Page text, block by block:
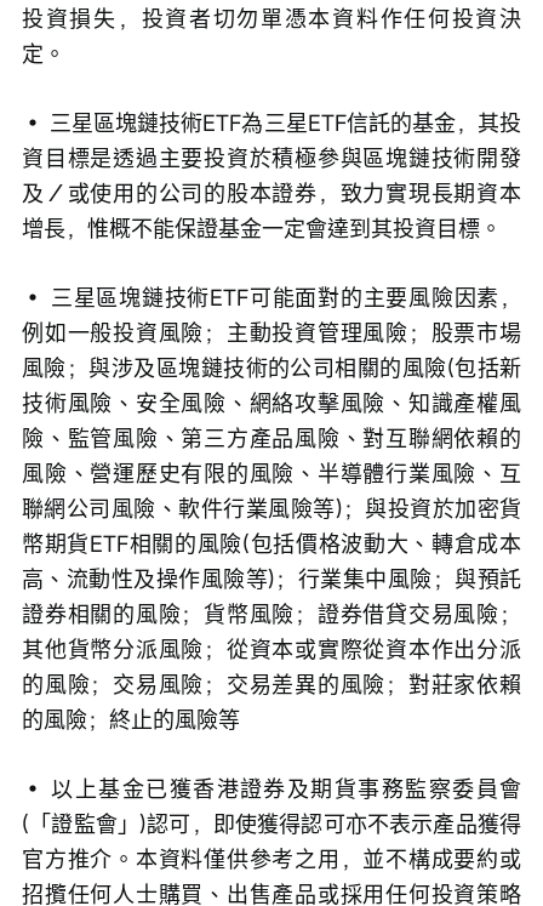
投資損失，投資者切勿單憑本資料作任何投資決
定。
• 三星區塊鏈技術ETF為三星ETF信託的基金，其投
資目標是透過主要投資於積極參與區塊鏈技術開發
及／或使用的公司的股本證券，致力實現長期資本
增長，惟概不能保證基金一定會達到其投資目標。
• 三星區塊鏈技術ETF可能面對的主要風險因素，
例如一般投資風險；主動投資管理風險；股票市場
風險；與涉及區塊鏈技術的公司相關的風險(包括新
技術風險、安全風險、網絡攻擊風險、知識產權風
險、監管風險、第三方產品風險、對互聯網依賴的
風險、營運歷史有限的風險、半導體行業風險、互
聯網公司風險、軟件行業風險等)；與投資於加密貨
幣期貨ETF相關的風險(包括價格波動大、轉倉成本
高、流動性及操作風險等)；行業集中風險；與預託
證券相關的風險；貨幣風險；證券借貸交易風險；
其他貨幣分派風險；從資本或實際從資本作出分派
的風險；交易風險；交易差異的風險；對莊家依賴
的風險；終止的風險等
• 以上基金已獲香港證券及期貨事務監察委員會
(「證監會」)認可，即使獲得認可亦不表示產品獲得
官方推介。本資料僅供參考之用，並不構成要約或
招攬任何人士購買、出售產品或採用任何投資策略